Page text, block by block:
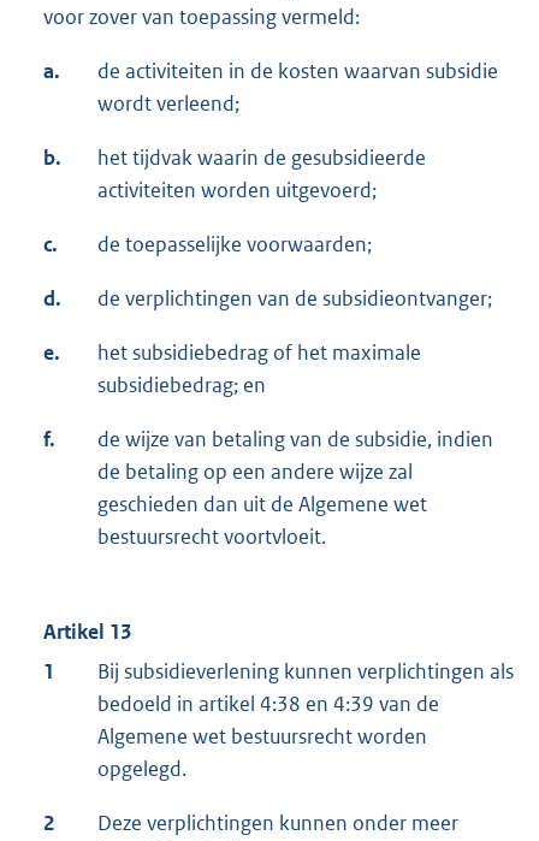
voor zover van toepassing vermeld:
a.
de activiteiten in de kosten waarvan subsidie
wordt verleend;
b.
het tijdvak waarin de gesubsidieerde
activiteiten worden uitgevoerd;
c. de toepasselijke voorwaarden;
d. de verplichtingen van de subsidieontvanger;
e.
het subsidiebedrag of het maximale
subsidiebedrag; en
f.
de wijze van betaling van de subsidie, indien
de betaling op een andere wijze zal
geschieden dan uit de Algemene wet
bestuursrecht voortvloeit.
Artikel 13
1
Bij subsidieverlening kunnen verplichtingen als
bedoeld in artikel 4:38 en 4:39 van de
Algemene wet bestuursrecht worden
opgelegd.
2
Deze verplichtingen kunnen onder meer